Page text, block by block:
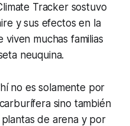
Tracker sostuvo
y sus efectos en la
viven muchas familias
neuquina.
no es solamente por
sino también
de arena y por